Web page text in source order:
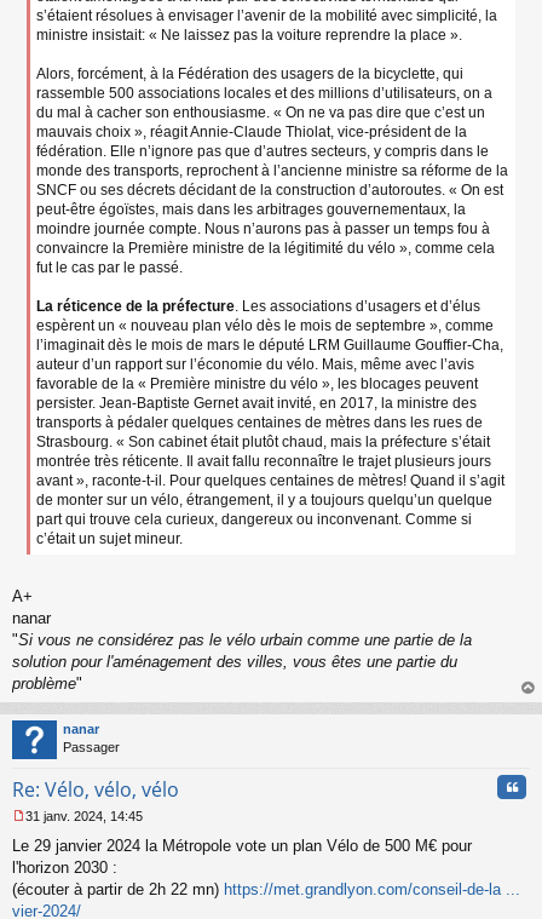
s’étaient résolues à envisager l’avenir de la mobilité avec simplicité, la
ministre insistait: « Ne laissez pas la voiture reprendre la place ».
Alors, forcément, à la Fédération des usagers de la bicyclette, qui
rassemble 500 associations locales et des millions d’utilisateurs, on a
du mal à cacher son enthousiasme. « On ne va pas dire que c’est un
mauvais choix », réagit Annie-Claude Thiolat, vice-président de la
fédération. Elle n’ignore pas que d’autres secteurs, y compris dans le
monde des transports, reprochent à l’ancienne ministre sa réforme de la
SNCF ou ses décrets décidant de la construction d’autoroutes. « On est
peut-être égoïstes, mais dans les arbitrages gouvernementaux, la
moindre journée compte. Nous n’aurons pas à passer un temps fou à
convaincre la Première ministre de la légitimité du vélo », comme cela
fut le cas par le passé.
La réticence de la préfecture. Les associations d’usagers et d’élus
espèrent un « nouveau plan vélo dès le mois de septembre », comme
l’imaginait dès le mois de mars le député LRM Guillaume Gouffier-Cha,
auteur d’un rapport sur l’économie du vélo. Mais, même avec l’avis
favorable de la « Première ministre du vélo », les blocages peuvent
persister. Jean-Baptiste Gernet avait invité, en 2017, la ministre des
transports à pédaler quelques centaines de mètres dans les rues de
Strasbourg. « Son cabinet était plutôt chaud, mais la préfecture s’était
montrée très réticente. Il avait fallu reconnaître le trajet plusieurs jours
avant », raconte-t-il. Pour quelques centaines de mètres! Quand il s’agit
de monter sur un vélo, étrangement, il y a toujours quelqu’un quelque
part qui trouve cela curieux, dangereux ou inconvenant. Comme si
c’était un sujet mineur.
A+
nanar
"Si vous ne considérez pas le vélo urbain comme une partie de la
solution pour l'aménagement des villes, vous êtes une partie du
problème"
au
nanar
Passager
Re: Vélo, vélo, vélo
e
s
s
31 janv. 2024, 14:45
Le 29 janvier 2024 la Métropole vote un plan Vélo de 500 M€ pour
l'horizon 2030 :
(écouter à partir de 2h 22 mn) https://met.grandlyon.com/conseil-de-la ...
vier-2024/